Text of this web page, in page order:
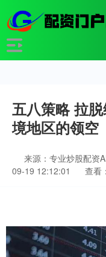
五八策略 拉
境地区的领空
来源：专业炒股配资
09-19 12:12:01
查看